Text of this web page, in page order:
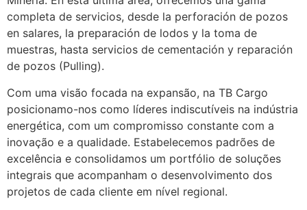
completa de servicios, desde la perforación de pozos
en salares, la preparación de lodos y la toma de
muestras, hasta servicios de cementación y reparación
de pozos (Pulling).
Com uma visão focada na expansão, na TB Cargo
posicionamo-nos como líderes indiscutíveis na indústria
energética, com um compromisso constante com a
inovação e a qualidade. Estabelecemos padrões de
excelência e consolidamos um portfólio de soluções
integrais que acompanham o desenvolvimento dos
projetos de cada cliente em nível regional.